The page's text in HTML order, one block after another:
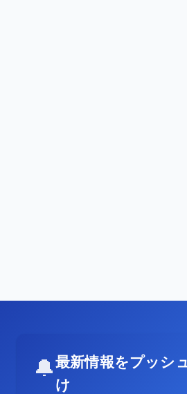
🔔最新情報をプッシ
け